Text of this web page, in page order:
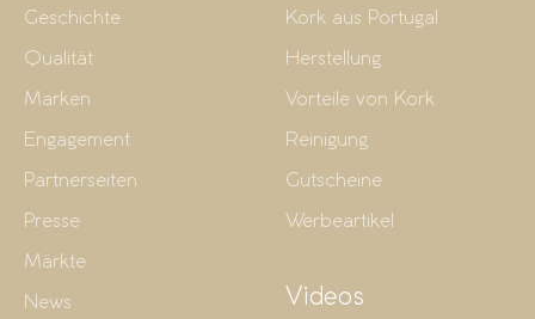
Geschichte
Qualität
Marken
Engagement
Partnerseiten
Presse
Märkte
News
Kork aus Portugal
Herstellung
Vorteile von Kork
Reinigung
Gutscheine
Werbeartikel
Videos